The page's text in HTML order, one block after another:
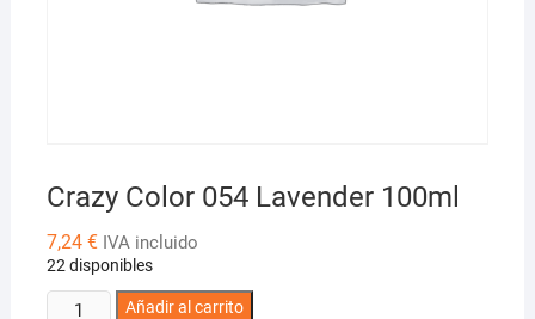
Crazy Color 054 Lavender 100ml
7,24 € IVA incluido
22 disponibles
Crazy
Añadir al carrito